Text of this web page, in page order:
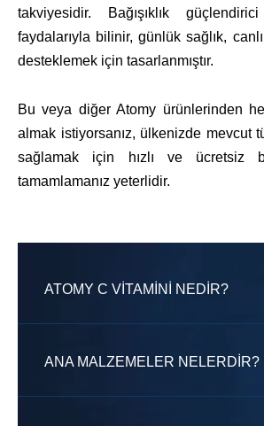
takviyesidir. Bağışıklık
faydalarıyla bilinir, günlük sağlık,
desteklemek için tasarlanmıştır.
Bu veya diğer Atomy ürünlerinden
almak istiyorsanız, ülkenizde mevcut
sağlamak için hızlı ve ücretsiz
tamamlamanız yeterlidir.
ATOMY C VİTAMİNİ NEDİR?
ANA MALZEMELER NELERDİR?